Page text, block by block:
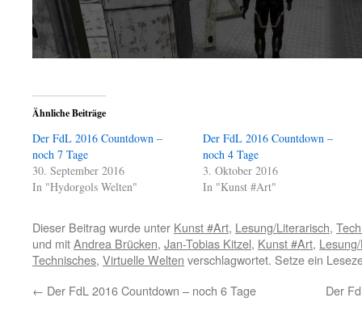
Ähnliche Beiträge
Der FdL 2016 Countdown –
noch 7 Tage
30. September 2016
In "Hydorgols Welten"
Der FdL 2016 Countdown –
noch 4 Tage
3. Oktober 2016
In "Kunst #Art"
Dieser Beitrag wurde unter Kunst #Art, Lesung/Literarisch,
und mitAndrea Brücken, Jan-Tobias Kitzel, Kunst #Art,
Technisches, Virtuelle Welten verschlagwortet. Setze ein
← Der FdL 2016 Countdown – noch 6 Tage Der